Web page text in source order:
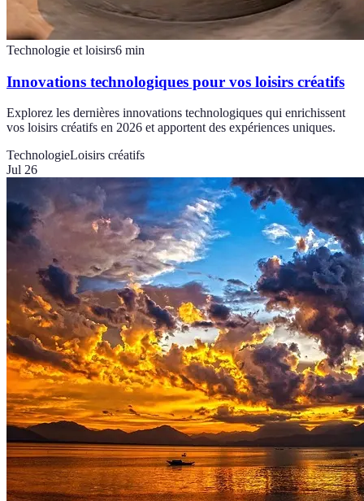
Technologie et loisirs6 min
Innovations technologiques pour vos loisirs créatifs
Explorez les dernières innovations technologiques qui enrichissent
vos loisirs créatifs en 2026 et apportent des expériences uniques.
TechnologieLoisirs créatifs
Jul 26